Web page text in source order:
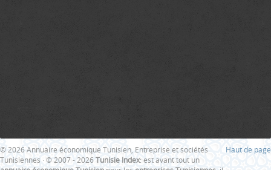
Haut de page
© 2026 Annuaire économique Tunisien, Entreprise et sociétés
Tunisiennes · © 2007 - 2026Tunisie Index: est avant tout un